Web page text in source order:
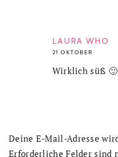
LAURA WHO
21 OKTOBER
Wirklich süß 🙂
Deine E-Mail-Adresse
Erforderliche Felder sind